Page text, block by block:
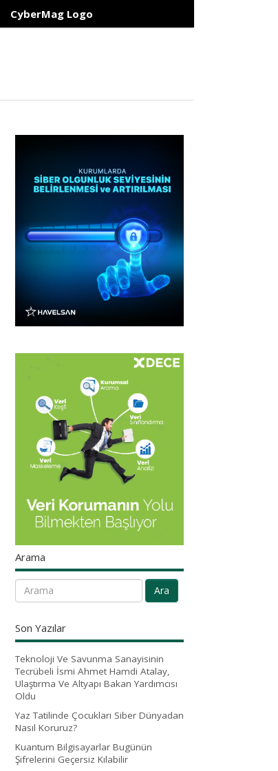
CyberMag Logo
Arama
Ara
Son Yazılar
Teknoloji Ve Savunma Sanayisinin
Tecrübeli İsmi Ahmet Hamdi Atalay,
Ulaştırma Ve Altyapı Bakan Yardımcısı
Oldu
Yaz Tatilinde Çocukları Siber Dünyadan
Nasıl Koruruz?
Kuantum Bilgisayarlar Bugünün
Şifrelerini Geçersiz Kılabilir